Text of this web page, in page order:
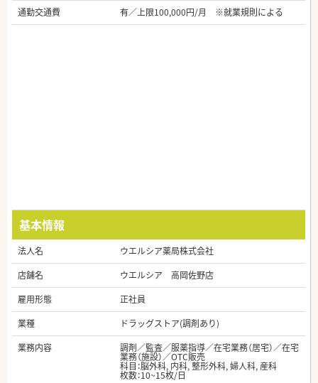
通勤交通費
有／上限100,000円/月 ※就業規則による
基本情報
法人名
ウエルシア薬局株式会社
店舗名
ウエルシア 高岡佐野店
雇用形態
正社員
業種
ドラッグストア(調剤あり)
業務内容
調剤／監査／服薬指導／在宅業務（居宅）／在宅
業務（施設）／OTC販売
科目：脳外科, 内科, 整形外科, 婦人科, 産科
枚数：10~15枚/日